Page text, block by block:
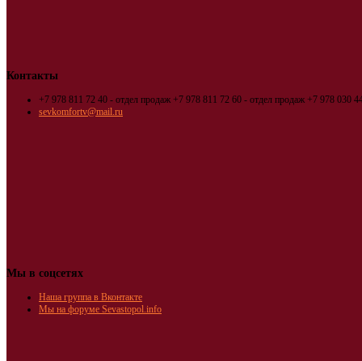
Контакты
+7 978 811 72 40 - отдел продаж +7 978 811 72 60 - отдел продаж +7 978 030
sevkomfortv@mail.ru
Мы в соцсетях
Наша группа в Вконтакте
Мы на форуме Sevastopol.info